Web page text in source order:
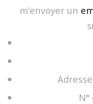
m’envoyer un